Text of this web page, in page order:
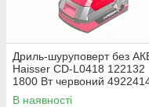
Дриль-шуруповерт без
Haisser СD-L0418 122132
1800 Вт червоний
В наявності